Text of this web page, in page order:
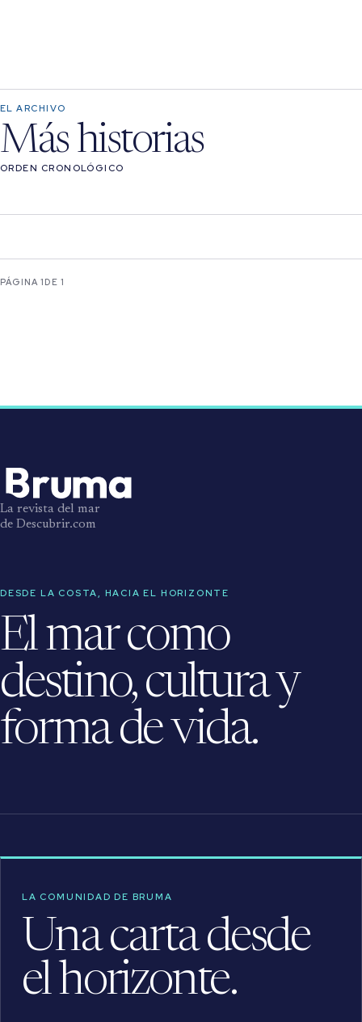
EL ARCHIVO
Más historias
ORDEN CRONOLÓGICO
PÁGINA 1 DE 1
La revista del mar
de Descubrir.com
DESDE LA COSTA, HACIA EL HORIZONTE
El mar como
destino, cultura y
forma de vida.
LA COMUNIDAD DE BRUMA
Una carta desde
el horizonte.